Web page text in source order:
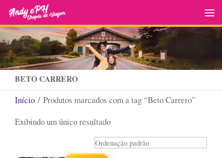
Skip to content
BETO CARRERO
Início / Produtos marcados com a tag “Beto Carrero”
Exibindo um único resultado